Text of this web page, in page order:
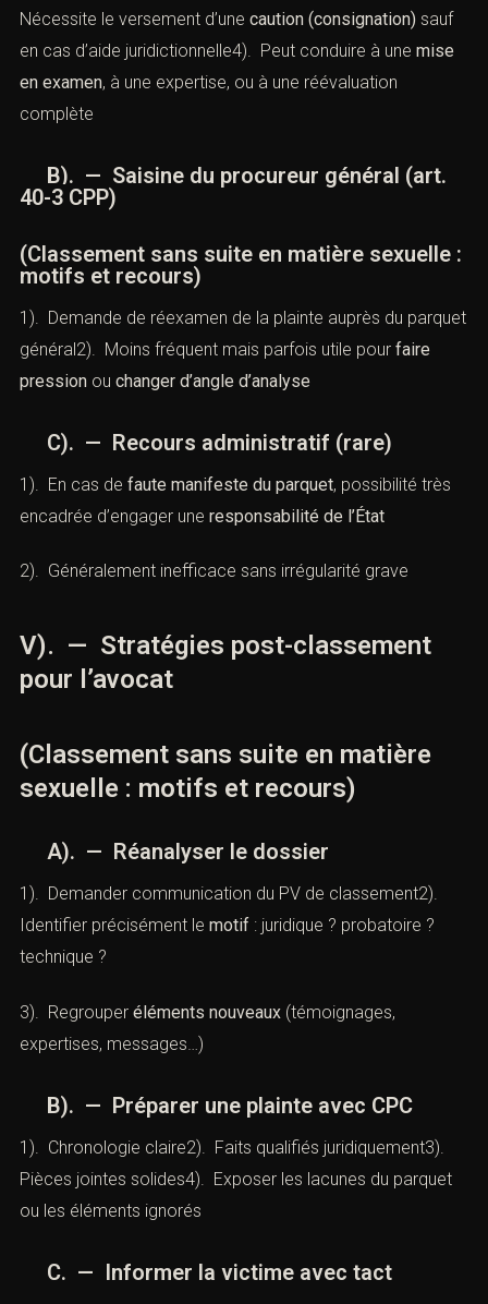
1). Permet deforcer l’ouverture d’une instruction
2). Dépôt devant le doyen des juges d’instruction3).
Nécessite le versement d’une
mise en examen, à une expertise, ou à une réévaluation
complète
B). — Saisine du procureur général (art.
40-3 CPP)
(Classement sans suite en matière sexuelle
: motifs et recours)
parquet général2). Moins fréquent mais parfois utile
pourfaire pression ouchanger d’angle d’analyse
1). En cas de faute manifeste du parquet, possibilité très
2). Généralement inefficace sans irrégularité grave
V). — Stratégies post-classement
pour l’avocat
(Classement sans suite en matière
sexuelle : motifs et recours)
A). — Réanalyser le dossier
Identifier précisément le motif: juridique ? probatoire ?
technique ?
3). Regrouperéléments nouveaux(témoignages,
expertises, messages…)
B). — Préparer une plainte avec CPC
Pièces jointes solides4). Exposer les lacunes du parquet